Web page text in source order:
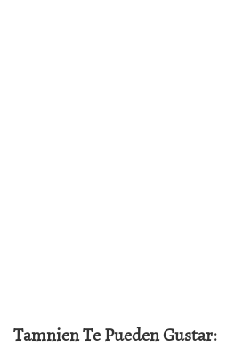
Tamnien Te Pueden Gustar: